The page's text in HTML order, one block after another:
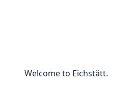
Welcome to Eichstätt.